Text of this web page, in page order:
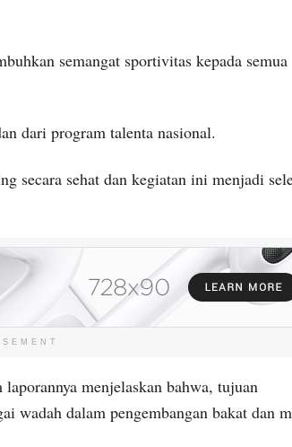
semangat sportivitas kepada semua
dari program talenta nasional.
secara sehat dan kegiatan ini menjadi
menjelaskan bahwa, tujuan
wadah dalam pengembangan bakat dan